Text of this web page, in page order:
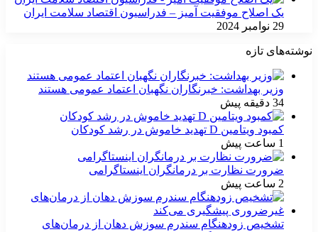
یک اصلاح موفقیت آمیز – فدراسیون اقتصاد سلامت ایران
29 نوامبر 2024
نوشته‌های تازه
وزیر بهداشت: خبرنگاران نگهبان اعتماد عمومی هستند
34 دقیقه پیش
کمبود ویتامین D تهدید خاموش در رشد کودکان
1 ساعت پیش
ضرورت نظارت بر درمانگران اینستاگرامی
2 ساعت پیش
تشخیص زودهنگام سندرم سوزش دهان از درمان‌های